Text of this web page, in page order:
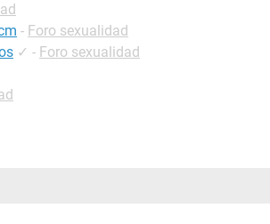
- Foro sexualidad
✓ - Foro sexualidad